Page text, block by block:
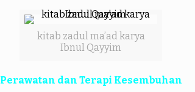
kitab zadul ma’ad karya
Ibnul Qayyim
Perawatan dan Terapi Kesembuhan